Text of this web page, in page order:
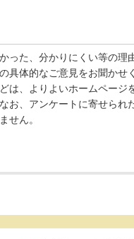
った、分かりにくい等の理
具体的なご意見をお聞かせ
は、よりよいホームページ
お、アンケートに寄せられ
せん。